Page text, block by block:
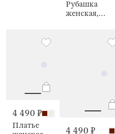
Рубашка
женская,
4 490 ₽
Платье
4 490 ₽